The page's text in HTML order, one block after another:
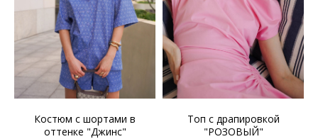
Костюм с шортами в
оттенке "Джинс"
Топ с драпировкой
"РОЗОВЫЙ"